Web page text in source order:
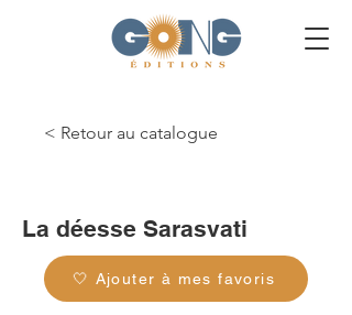
< Retour au catalogue
La déesse Sarasvati
🤍 Ajouter à mes favoris